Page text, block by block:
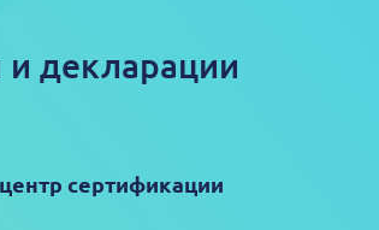
декларации
центр сертификации